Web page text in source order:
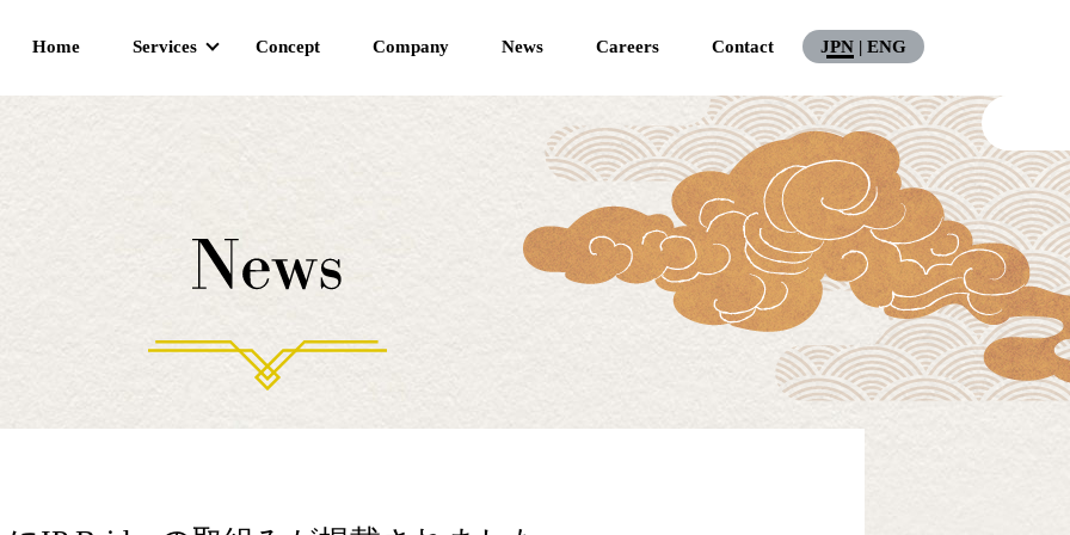
Home Services Concept Company News Careers Contact JPN | ENG